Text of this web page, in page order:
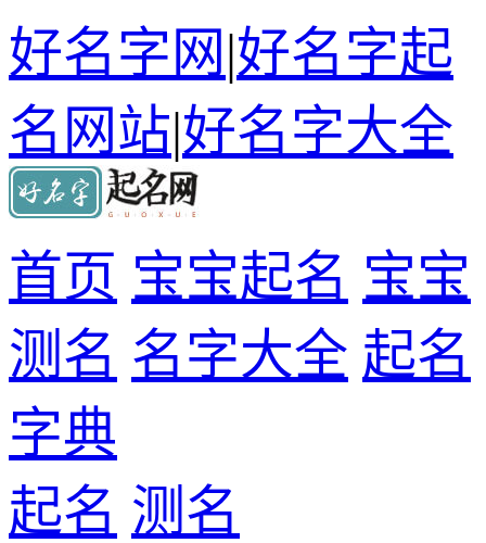
好名字网|好名字起
名网站|好名字大全
首页 宝宝起名 宝宝
测名 名字大全 起名
字典
起名 测名